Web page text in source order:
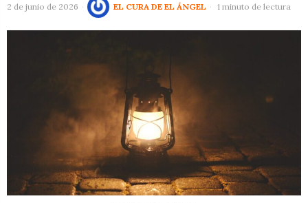
2 de junio de 2026 EL CURA DE EL ÁNGEL 1 minuto de lectura